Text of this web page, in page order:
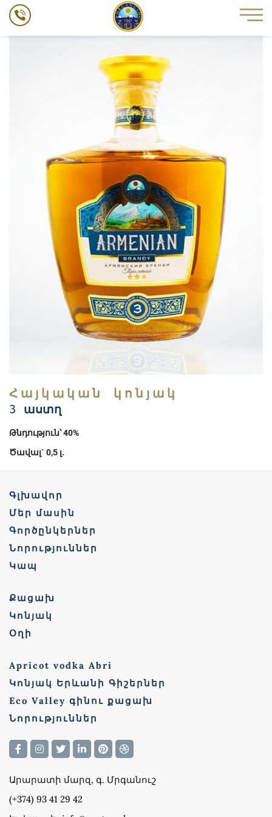
Հայկական կոնյակ
3 աստղ
Թնդություն՝ 40%
Ծավալ` 0,5 լ.
Գլխավոր
Մեր մասին
Գործընկերներ
Նորություններ
Կապ
Քացախ
Կոնյակ
Օղի
Apricot vodka Abri
Կոնյակ Երևանի Գիշերներ
Eco Valley գինու քացախ
Նորություններ
Արարատի մարզ, գ. Մրգանուշ
(+374) 93 41 29 42